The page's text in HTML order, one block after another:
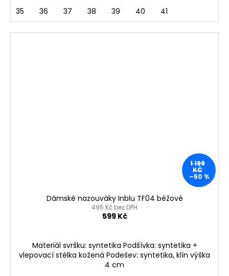
35 36 37 38 39 40 41
1 199
KČ
–50 %
Dámské nazouváky Inblu TF04 béžové
495 Kč bez DPH
599 Kč
Materiál svršku: syntetika Podšívka: syntetika +
vlepovací stélka kožená Podešev: syntetika, klín výška
4 cm